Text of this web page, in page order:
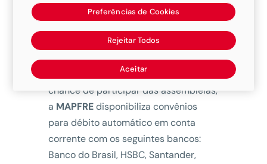
lotérica até a data do vencimento.
Para facilitar, e agilizar o pagamento
sem correr o risco de atrasar, pagar
juros e multa ou ainda perder a
chance de participar das assembleias,
a MAPFRE disponibiliza convênios
para débito automático em conta
corrente com os seguintes bancos:
Banco do Brasil, HSBC, Santander,
Preferências de Cookies
Rejeitar Todos
Aceitar